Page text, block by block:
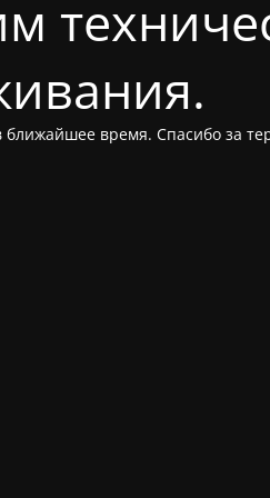
ближайшее время. Спасибо за